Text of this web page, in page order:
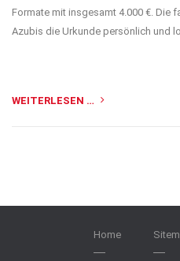
Formate mit insgesamt 4.000 €. Die
Azubis die Urkunde persönlich und
WEITERLESEN …
Home